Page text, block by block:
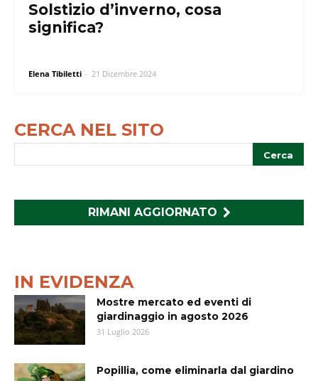
Solstizio d’inverno, cosa
significa?
Elena Tibiletti - 21 Dicembre 2024
CERCA NEL SITO
RIMANI AGGIORNATO
IN EVIDENZA
Mostre mercato ed eventi di
giardinaggio in agosto 2026
31 Luglio 2026
Popillia, come eliminarla dal giardino